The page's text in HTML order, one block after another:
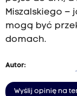
Miszalskiego –
mogą być
domach.
Autor:
Wyślij opinię na